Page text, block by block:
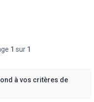
1 sur 1
à vos critères de